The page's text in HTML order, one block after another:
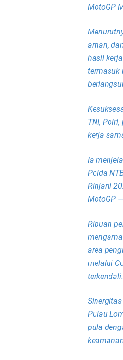
MotoGP
aman,
hasil
termasuk
TNI,
kerja
Ia
Polda
Rinjani
MotoGP
Ribuan
area
melalui
terkendali.
Pulau
pula